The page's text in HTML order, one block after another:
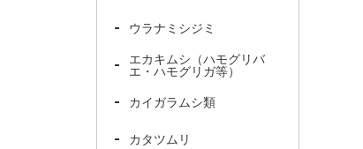
ウラナミシジミ
エカキムシ（ハモグリバ
エ・ハモグリガ等）
カイガラムシ類
カタツムリ